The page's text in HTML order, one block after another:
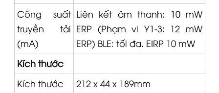
Công suất
truyền tải
(mA)
Liên kết âm thanh: 10 mW
ERP (Phạm vi Y1-3: 12 mW
ERP) BLE: tối đa. EIRP 10 mW
Kích thước
Kích thước
212 x 44 x 189mm